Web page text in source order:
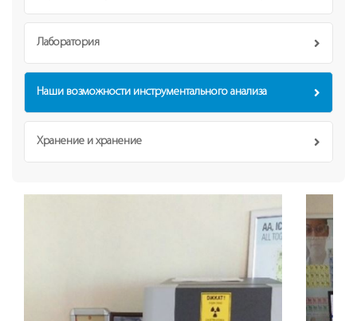
Лаборатория
Наши возможности инструментального анализа
Хранение и хранение